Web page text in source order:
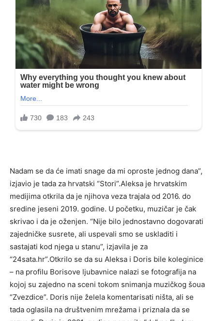
Nadam se da će imati snage da mi oproste jednog dana”,
izjavio je tada za hrvatski “Stori”.Aleksa je hrvatskim
medijima otkrila da je njihova veza trajala od 2016. do
sredine jeseni 2019. godine. U početku, muzičar je čak
skrivao i da je oženjen. “Nije bilo jednostavno dogovarati
zajedničke susrete, ali uspevali smo se uskladiti i
sastajati kod njega u stanu”, izjavila je za
“24sata.hr”.Otkrilo se da su Aleksa i Doris bile koleginice
– na profilu Borisove ljubavnice nalazi se fotografija na
kojoj su zajedno na sceni tokom snimanja muzičkog šoua
“Zvezdice”. Doris nije želela komentarisati ništa, ali se
tada oglasila na društvenim mrežama i priznala da se